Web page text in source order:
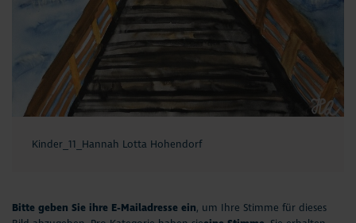
Kinder_11_Hannah Lotta Hohendorf
Bitte geben Sie ihre E-Mailadresse ein, um Ihre Stimme für dieses